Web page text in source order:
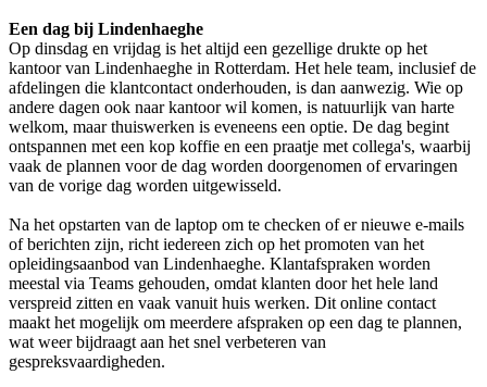
Een dag bij Lindenhaeghe
Op dinsdag en vrijdag is het altijd een gezellige drukte op het
kantoor van Lindenhaeghe in Rotterdam. Het hele team, inclusief de
afdelingen die klantcontact onderhouden, is dan aanwezig. Wie op
andere dagen ook naar kantoor wil komen, is natuurlijk van harte
welkom, maar thuiswerken is eveneens een optie. De dag begint
ontspannen met een kop koffie en een praatje met collega's, waarbij
vaak de plannen voor de dag worden doorgenomen of ervaringen
van de vorige dag worden uitgewisseld.
Na het opstarten van de laptop om te checken of er nieuwe e-mails
of berichten zijn, richt iedereen zich op het promoten van het
opleidingsaanbod van Lindenhaeghe. Klantafspraken worden
meestal via Teams gehouden, omdat klanten door het hele land
verspreid zitten en vaak vanuit huis werken. Dit online contact
maakt het mogelijk om meerdere afspraken op een dag te plannen,
wat weer bijdraagt aan het snel verbeteren van
gespreksvaardigheden.